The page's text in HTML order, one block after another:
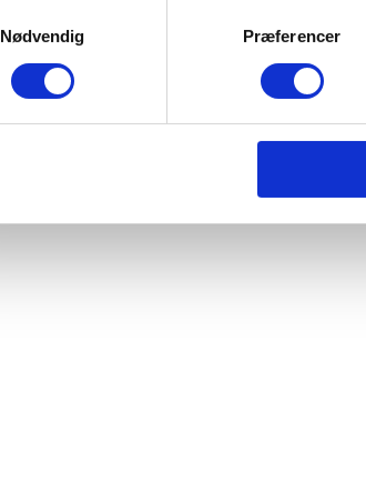
Nødvendig
Præferencer